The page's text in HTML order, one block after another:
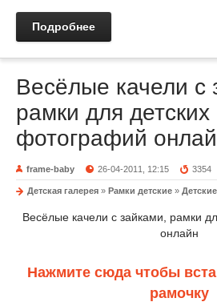
Подробнее
Весёлые качели с
рамки для детских
фотографий
frame-baby 26-04-2011, 12:15 3354
Детская галерея » Рамки детские »
Весёлые качели с зайками, рамки
онлайн
Нажмите сюда чтобы
рамочку